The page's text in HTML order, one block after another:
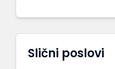
Slični poslovi